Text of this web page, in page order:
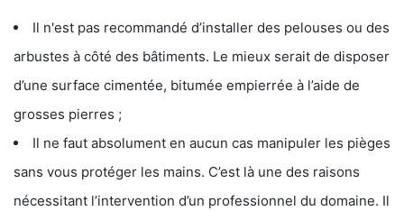
Il n'est pas recommandé d’installer des pelouses ou des
arbustes à côté des bâtiments. Le mieux serait de disposer
d’une surface cimentée, bitumée empierrée à l’aide de
grosses pierres ;
Il ne faut absolument en aucun cas manipuler les pièges
sans vous protéger les mains. C’est là une des raisons
nécessitant l’intervention d’un professionnel du domaine. Il